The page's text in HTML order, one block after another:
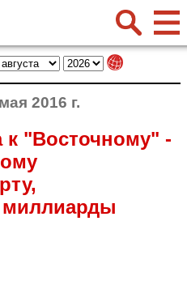
2016 г.
к "Восточному" -